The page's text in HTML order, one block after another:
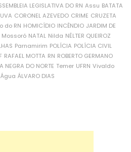
LEGISLATIVA DO RN Assu BATATA
CORONEL AZEVEDO CRIME CRUZETA
do RN HOMICÍDIO INCÊNDIO JARDIM DE
Mossoró NATAL Nilda NÉLTER QUEIROZ
Parnamirim POLÍCIA POLÍCIA CIVIL
RAFAEL MOTTA RN ROBERTO GERMANO
NEGRA DO NORTE Temer UFRN Vivaldo
Água ÁLVARO DIAS